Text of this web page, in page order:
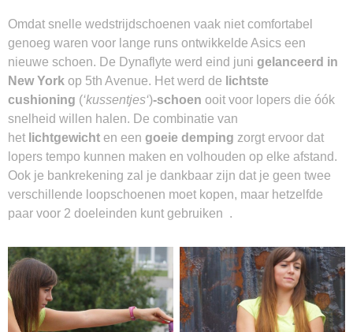
Omdat snelle wedstrijdschoenen vaak niet comfortabel
genoeg waren voor lange runs ontwikkelde Asics een
nieuwe schoen. De Dynaflyte werd eind juni gelanceerd in
New York op 5th Avenue. Het werd de lichtste
cushioning (‘kussentjes‘)-schoen ooit voor lopers die óók
snelheid willen halen. De combinatie van
het lichtgewicht en een goeie demping zorgt ervoor dat
lopers tempo kunnen maken en volhouden op elke afstand.
Ook je bankrekening zal je dankbaar zijn dat je geen twee
verschillende loopschoenen moet kopen, maar hetzelfde
paar voor 2 doeleinden kunt gebruiken .